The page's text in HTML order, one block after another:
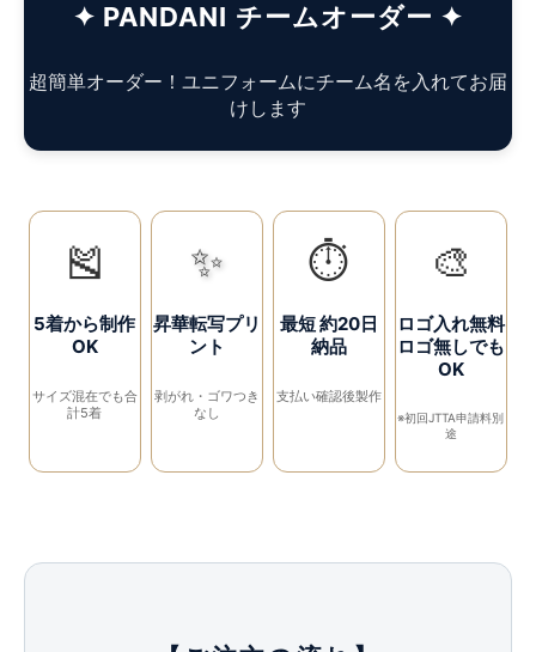
✦ PANDANI チームオーダー ✦
超簡単オーダー！ユニフォームにチーム名を入れてお届
けします
🎽
5着から制作
OK
サイズ混在でも合
計5着
✨
昇華転写プリ
ント
剥がれ・ゴワつき
なし
⏱️
最短 約20日
納品
支払い確認後製作
🎨
ロゴ入れ無料
ロゴ無しでも
OK
※初回JTTA申請料別
途